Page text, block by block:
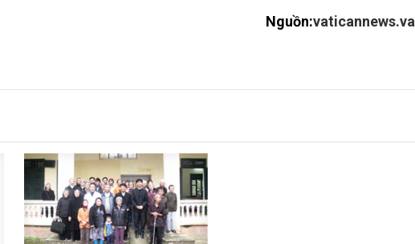
Nguồn:vaticannews.va